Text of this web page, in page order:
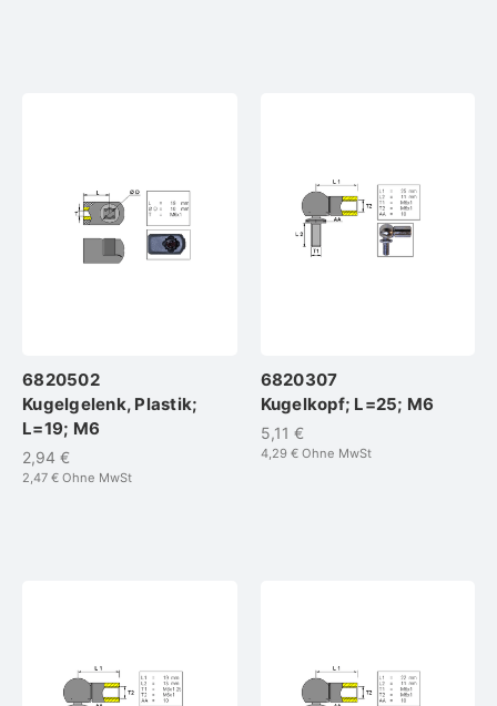
6820502
Kugelgelenk, Plastik;
L=19; M6
2,94 €
2,47 € Ohne MwSt
6820307
Kugelkopf; L=25; M6
5,11 €
4,29 €Ohne MwSt